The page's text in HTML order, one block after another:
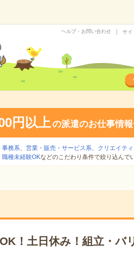
ヘルプ・お問い合わせ サイ
円以上の派遣のお仕事情
事務系、 営業・販売・サービス系、 クリエイテ
職種未経験OKなどのこだわり条件で絞り込んで
！土日休み！組立・バ